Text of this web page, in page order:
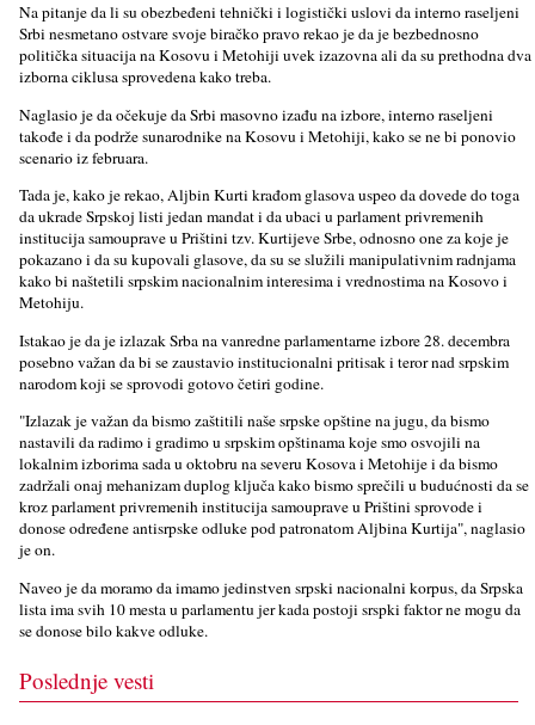
Na pitanje da li su obezbeđeni tehnički i logistički uslovi da interno raselјeni
Srbi nesmetano ostvare svoje biračko pravo rekao je da je bezbednosno
politička situacija na Kosovu i Metohiji uvek izazovna ali da su prethodna dva
izborna ciklusa sprovedena kako treba.
Naglasio je da očekuje da Srbi masovno izađu na izbore, interno raselјeni
takođe i da podrže sunarodnike na Kosovu i Metohiji, kako se ne bi ponovio
scenario iz februara.
Tada je, kako je rekao, Alјbin Kurti krađom glasova uspeo da dovede do toga
da ukrade Srpskoj listi jedan mandat i da ubaci u parlament privremenih
institucija samouprave u Prištini tzv. Kurtijeve Srbe, odnosno one za koje je
pokazano i da su kupovali glasove, da su se služili manipulativnim radnjama
kako bi naštetili srpskim nacionalnim interesima i vrednostima na Kosovo i
Metohiju.
Istakao je da je izlazak Srba na vanredne parlamentarne izbore 28. decembra
posebno važan da bi se zaustavio institucionalni pritisak i teror nad srpskim
narodom koji se sprovodi gotovo četiri godine.
"Izlazak je važan da bismo zaštitili naše srpske opštine na jugu, da bismo
nastavili da radimo i gradimo u srpskim opštinama koje smo osvojili na
lokalnim izborima sada u oktobru na severu Kosova i Metohije i da bismo
zadržali onaj mehanizam duplog klјuča kako bismo sprečili u budućnosti da se
kroz parlament privremenih institucija samouprave u Prištini sprovode i
donose određene antisrpske odluke pod patronatom Alјbina Kurtija", naglasio
je on.
Naveo je da moramo da imamo jedinstven srpski nacionalni korpus, da Srpska
lista ima svih 10 mesta u parlamentu jer kada postoji srspki faktor ne mogu da
se donose bilo kakve odluke.
Poslednje vesti